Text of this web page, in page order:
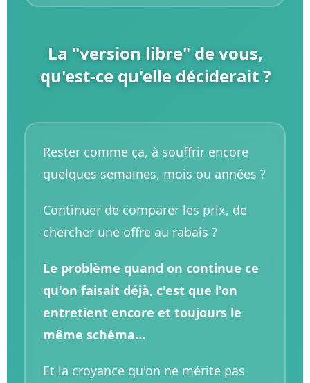
La "version libre" de vous,
qu'est-ce qu'elle déciderait ?
Rester comme ça, à souffrir encore
quelques semaines, mois ou années ?
Continuer de comparer les prix, de
chercher une offre au rabais ?
Le problème quand on continue ce
qu'on faisait déjà, c'est que l'on
entretient encore et toujours le
même schéma…
Et la croyance qu'on ne mérite pas